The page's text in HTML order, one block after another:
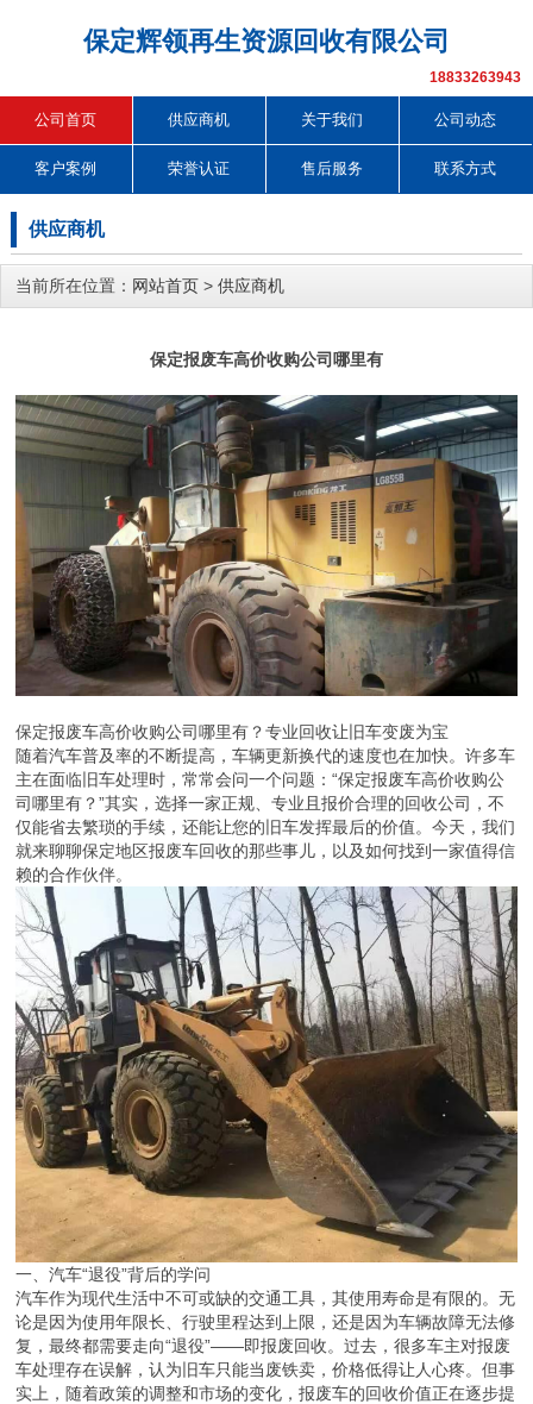
保定辉领再生资源回收有限公司
18833263943
公司首页 供应商机 关于我们 公司动态
客户案例 荣誉认证 售后服务 联系方式
供应商机
当前所在位置： 网站首页 > 供应商机
保定报废车高价收购公司哪里有
保定报废车高价收购公司哪里有？专业回收让旧车变废为宝
随着汽车普及率的不断提高，车辆更新换代的速度也在加快。许多车
主在面临旧车处理时，常常会问一个问题：“保定报废车高价收购公
司哪里有？”其实，选择一家正规、专业且报价合理的回收公司，不
仅能省去繁琐的手续，还能让您的旧车发挥最后的价值。今天，我们
就来聊聊保定地区报废车回收的那些事儿，以及如何找到一家值得信
赖的合作伙伴。
一、汽车“退役”背后的学问
汽车作为现代生活中不可或缺的交通工具，其使用寿命是有限的。无
论是因为使用年限长、行驶里程达到上限，还是因为车辆故障无法修
复，最终都需要走向“退役”——即报废回收。过去，很多车主对报废
车处理存在误解，认为旧车只能当废铁卖，价格低得让人心疼。但事
实上，随着政策的调整和市场的变化，报废车的回收价值正在逐步提